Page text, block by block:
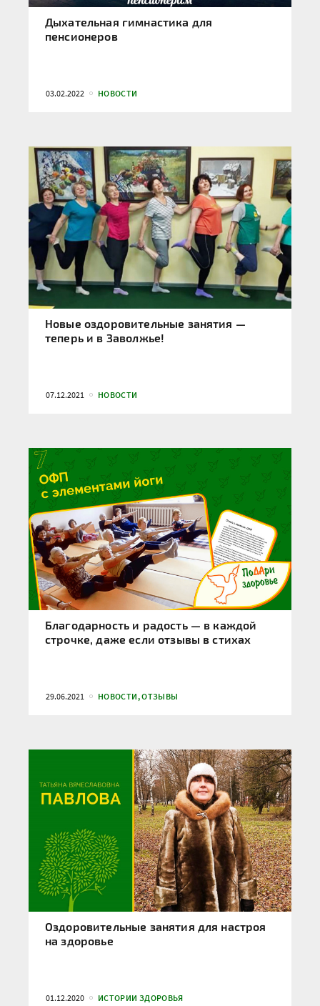
Дыхательная гимнастика для
пенсионеров
03.02.2022 НОВОСТИ
Новые оздоровительные занятия —
теперь и в Заволжье!
07.12.2021 НОВОСТИ
Благодарность и радость — в каждой
строчке, даже если отзывы в стихах
29.06.2021 НОВОСТИ, ОТЗЫВЫ
Оздоровительные занятия для настроя
на здоровье
01.12.2020 ИСТОРИИ ЗДОРОВЬЯ